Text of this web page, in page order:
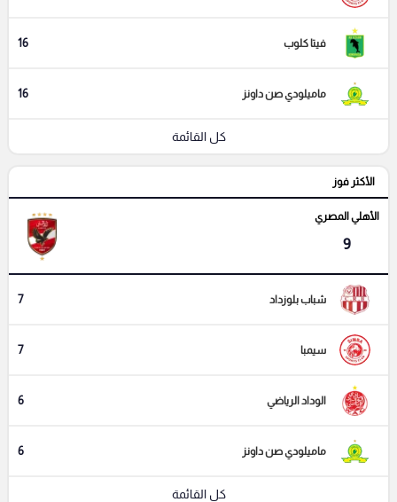
فيتا كلوب 16
ماميلودي صن داونز 16
كل القائمة
الأكثر فوز
الأهلي المصري
9
شباب بلوزداد 7
سيمبا 7
الوداد الرياضي 6
ماميلودي صن داونز 6
كل القائمة